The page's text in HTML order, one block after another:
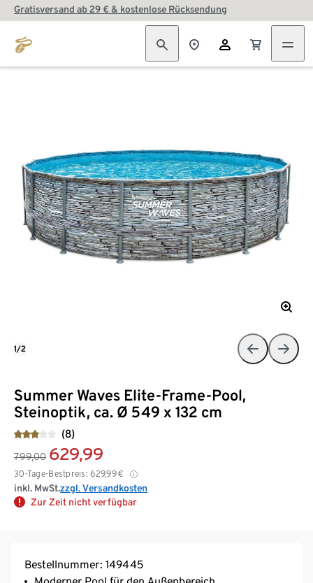
Gratisversand ab 29 € & kostenlose Rücksendung
Summer Waves Elite-Frame-Pool,
Steinoptik, ca. Ø 549 x 132 cm
(8)
799,00 629,99
30-Tage-Bestpreis: 629,99€
inkl. MwSt.zzgl. Versandkosten
Zur Zeit nicht verfügbar
1/2
Bestellnummer: 149445